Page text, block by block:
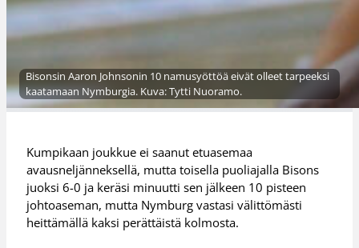
Bisonsin Aaron Johnsonin 10 namusyöttöä eivät olleet tarpeeksi
kaatamaan Nymburgia. Kuva: Tytti Nuoramo.
Kumpikaan joukkue ei saanut etuasemaa
avausneljänneksellä, mutta toisella puoliajalla Bisons
juoksi 6-0 ja keräsi minuutti sen jälkeen 10 pisteen
johtoaseman, mutta Nymburg vastasi välittömästi
heittämällä kaksi perättäistä kolmosta.